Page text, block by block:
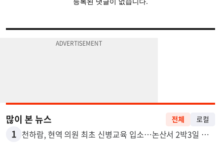
많이 본 뉴스 전체 로컬
1 천하람, 현역 의원 최초 신병교육 입소…논산서 2박3일 생활